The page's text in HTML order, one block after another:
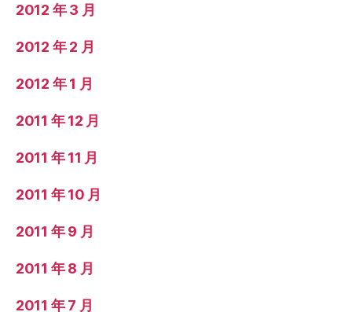
2012 年 3 月
2012 年 2 月
2012 年 1 月
2011 年 12 月
2011 年 11 月
2011 年 10 月
2011 年 9 月
2011 年 8 月
2011 年 7 月